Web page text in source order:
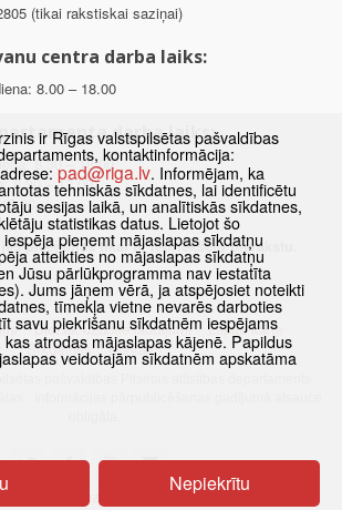
(tikai rakstiskai saziņai)
centra darba laiks:
8.00 – 18.00
darba laiks:
8.30 – 18.00
8.30 – 17.00
pieejamas tikai ar iepriekšēju pierakstu.
Biežāk uzdotie jautājumi
Lapas karte
Sīkdatnes
Kontakti
pašvaldības Pilsētas attīstības departaments.
Pārslēgties uz www versiju
ir Rīgas valstspilsētas pašvaldības
kontaktinformācija:
pad@riga.lv. Informējam, ka
tehniskās sīkdatnes, lai identificētu
sesijas laikā, un analītiskās sīkdatnes,
statistikas datus. Lietojot šo
pieņemt mājaslapas sīkdatņu
atteikties no mājaslapas sīkdatņu
Jūsu pārlūkprogramma nav iestatīta
Jums jāņem vērā, ja atspējosiet noteikti
tīmekļa vietne nevarēs darboties
savu piekrišanu sīkdatnēm iespējams
kas atrodas mājaslapas kājenē. Papildus
veidotajām sīkdatnēm apskatāma
Nepiekrītu